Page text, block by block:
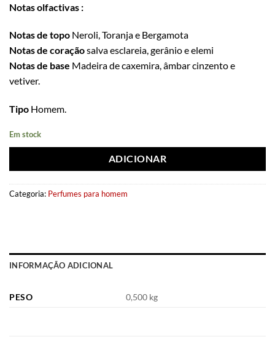
Notas olfactivas :
Notas de topo Neroli, Toranja e Bergamota
Notas de coraçãosalva esclareia, gerânio e elemi
Notas de base Madeira de caxemira, âmbar cinzento e
vetiver.
Tipo Homem.
Em stock
ADICIONAR
Categoria: Perfumes para homem
INFORMAÇÃO ADICIONAL
PESO 0,500 kg